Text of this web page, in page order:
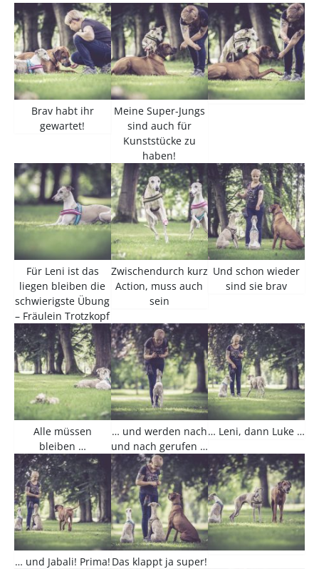
Brav habt ihr
gewartet!
Meine Super-Jungs
sind auch für
Kunststücke zu
haben!
Für Leni ist das
liegen bleiben die
schwierigste Übung
– Fräulein Trotzkopf
Zwischendurch kurz
Action, muss auch
sein
Und schon wieder
sind sie brav
Alle müssen
bleiben …
… und werden nach
und nach gerufen …
… Leni, dann Luke …
… und Jabali! Prima! Das klappt ja super!